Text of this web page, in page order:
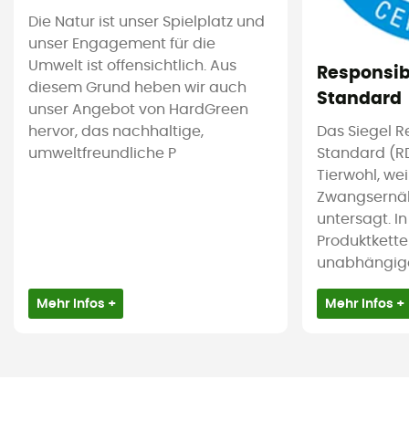
Die Natur ist unser Spielplatz und
unser Engagement für die
Umwelt ist offensichtlich. Aus
diesem Grund heben wir auch
unser Angebot von HardGreen
hervor, das nachhaltige,
umweltfreundliche P
Mehr Infos +
Standard
Das Siegel
Standard
Tierwohl,
untersagt.
Mehr Infos +